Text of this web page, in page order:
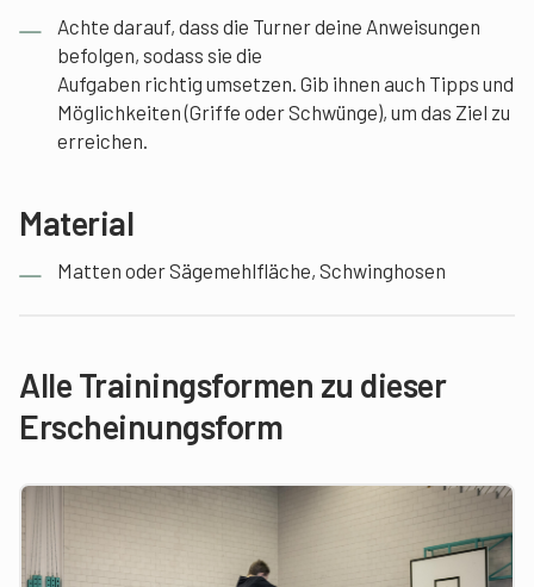
Achte darauf, dass die Turner deine Anweisungen
befolgen, sodass sie die
Aufgaben richtig umsetzen. Gib ihnen auch Tipps und
Möglichkeiten (Griffe oder Schwünge), um das Ziel zu
erreichen.
Material
Matten oder Sägemehlfläche, Schwinghosen
Alle Trainingsformen zu dieser
Erscheinungsform